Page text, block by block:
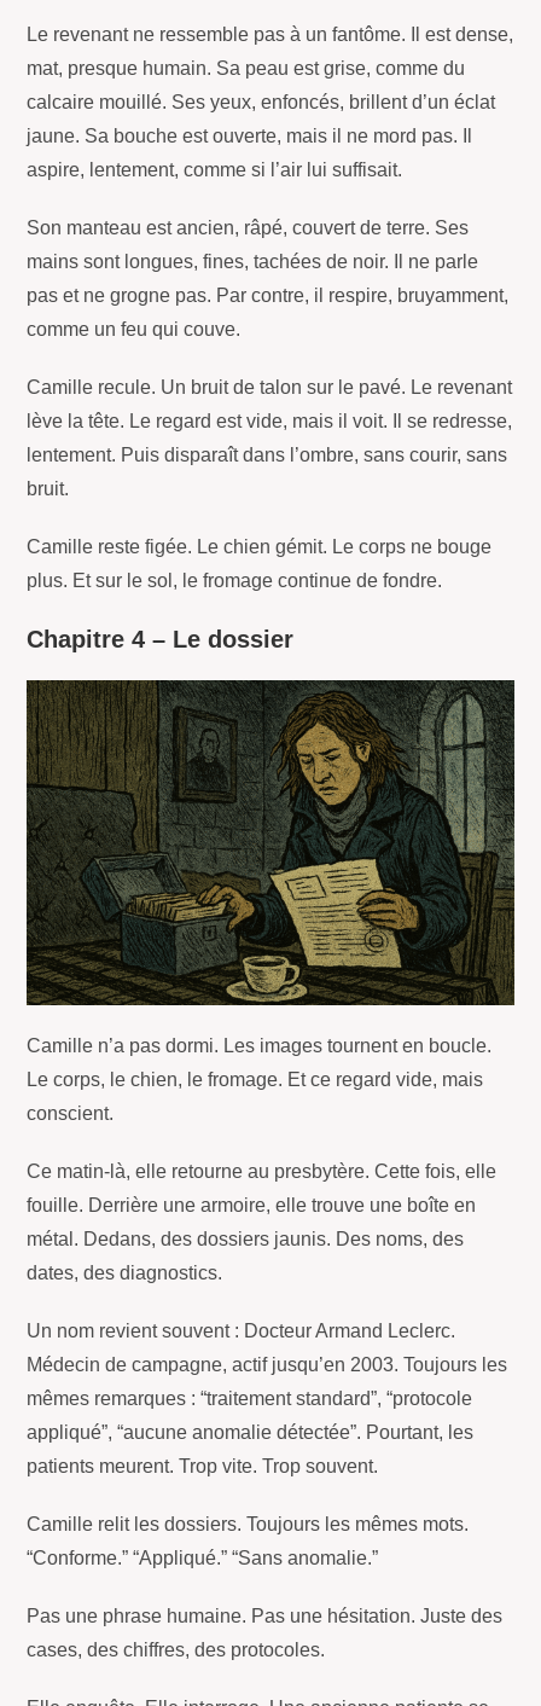
Le revenant ne ressemble pas à un fantôme. Il est dense,
mat, presque humain. Sa peau est grise, comme du
calcaire mouillé. Ses yeux, enfoncés, brillent d’un éclat
jaune. Sa bouche est ouverte, mais il ne mord pas. Il
aspire, lentement, comme si l’air lui suffisait.
Son manteau est ancien, râpé, couvert de terre. Ses
mains sont longues, fines, tachées de noir. Il ne parle
pas et ne grogne pas. Par contre, il respire, bruyamment,
comme un feu qui couve.
Camille recule. Un bruit de talon sur le pavé. Le revenant
lève la tête. Le regard est vide, mais il voit. Il se redresse,
lentement. Puis disparaît dans l’ombre, sans courir, sans
bruit.
Camille reste figée. Le chien gémit. Le corps ne bouge
plus. Et sur le sol, le fromage continue de fondre.
Chapitre 4 – Le dossier
Camille n’a pas dormi. Les images tournent en boucle.
Le corps, le chien, le fromage. Et ce regard vide, mais
conscient.
Ce matin-là, elle retourne au presbytère. Cette fois, elle
fouille. Derrière une armoire, elle trouve une boîte en
métal. Dedans, des dossiers jaunis. Des noms, des
dates, des diagnostics.
Un nom revient souvent : Docteur Armand Leclerc.
Médecin de campagne, actif jusqu’en 2003. Toujours les
mêmes remarques : “traitement standard”, “protocole
appliqué”, “aucune anomalie détectée”. Pourtant, les
patients meurent. Trop vite. Trop souvent.
Camille relit les dossiers. Toujours les mêmes mots.
“Conforme.” “Appliqué.” “Sans anomalie.”
Pas une phrase humaine. Pas une hésitation. Juste des
cases, des chiffres, des protocoles.